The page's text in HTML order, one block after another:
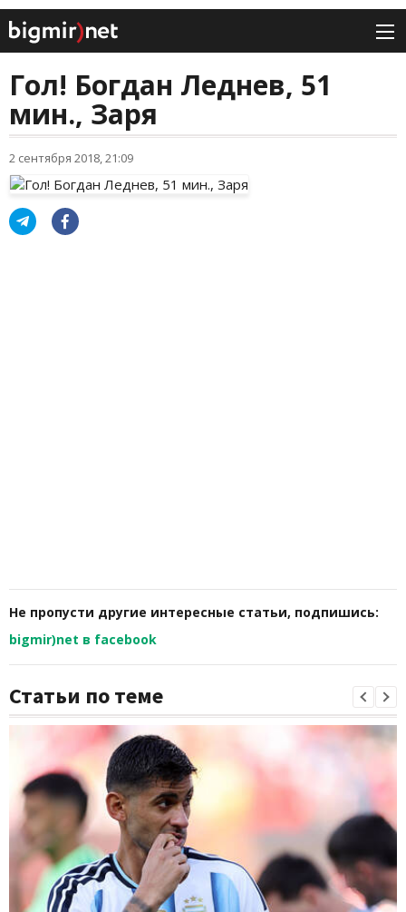
Гол! Богдан Леднев, 51
мин., Заря
2 сентября 2018, 21:09
Не пропусти другие интересные статьи, подпишись:
bigmir)net в facebook
Статьи по теме